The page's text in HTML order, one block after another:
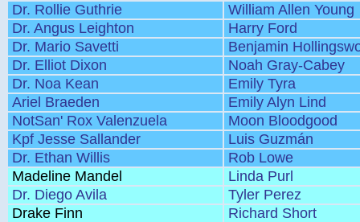
Dr. Rollie Guthrie
William Allen Young
Dr. Angus Leighton
Harry Ford
Dr. Mario Savetti
Benjamin
Dr. Elliot Dixon
Noah Gray-Cabey
Dr. Noa Kean
Emily Tyra
Ariel Braeden
Emily Alyn Lind
NotSan' Rox Valenzuela
Moon Bloodgood
Kpf Jesse Sallander
Luis Guzmán
Dr. Ethan Willis
Rob Lowe
Madeline Mandel
Linda Purl
Dr. Diego Avila
Tyler Perez
Drake Finn
Richard Short